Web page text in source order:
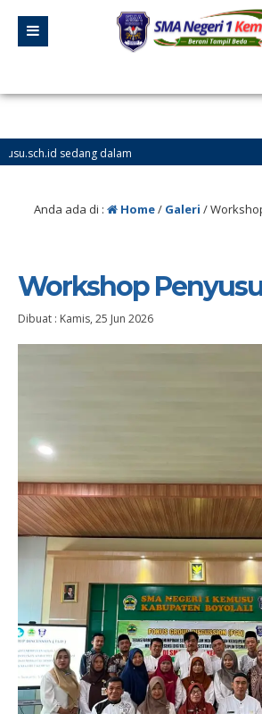
dalam
Anda ada di : Home/ Galeri /
Workshop
Dibuat : Kamis, 25 Jun 2026